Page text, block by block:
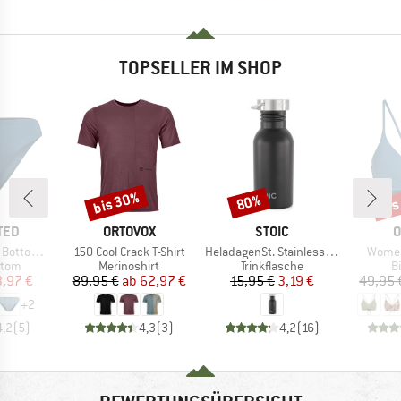
TOPSELLER IM SHOP
Sanda
Preis
€
+2
(5)
MARKE
ORTOVOX
Artikel
150 Cool Crack T-Shirt
Produktgruppe
Merinoshirt
Preis
89,95 € reduzierter Preis
ab 62,97 €
4,3(3)
Rabatt
bis 30%
MARKE
STOIC
Artikel
HeladagenSt. Stainless Steel Bottle 500ml
Produktgruppe
Trinkflasche
Preis
15,95 €reduzierter Preis
3,19 €
4,2(16)
Rabatt
80%
Artikel
49,95